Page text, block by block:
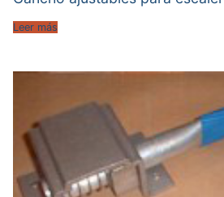
Leer más